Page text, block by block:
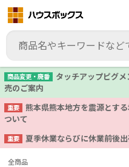
商品変更・廃番
タッチアップピグ
売のご案内
重要
熊本県熊本地方を震源とす
ついて
重要 夏季休業ならびに休業前後
全商品